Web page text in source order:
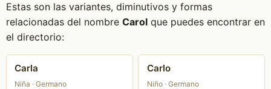
Estas son las variantes, diminutivos y formas
relacionadas del nombre Carolque puedes encontrar en
el directorio:
Carla
Niña · Germano
Carlo
Niño · Germano